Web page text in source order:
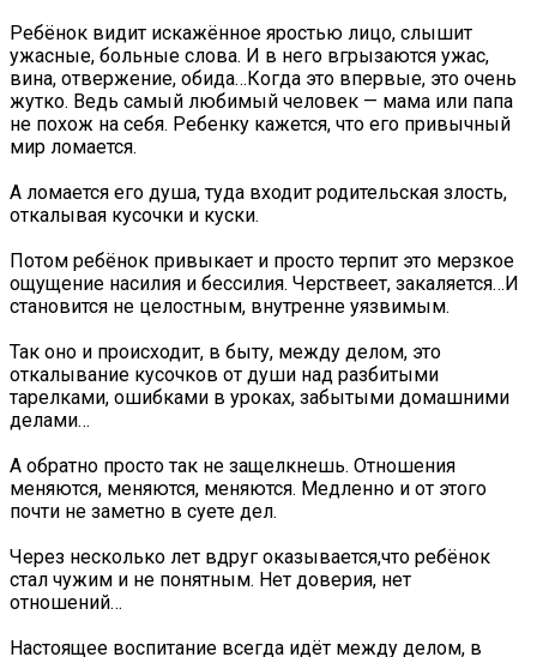
Ребёнок видит искажённое яростью лицо, слышит
ужасные, больные слова. И в него вгрызаются ужас,
вина, отвержение, обида…Когда это впервые, это очень
жутко. Ведь самый любимый человек — мама или папа
не похож на себя. Ребенку кажется, что его привычный
мир ломается.
А ломается его душа, туда входит родительская злость,
откалывая кусочки и куски.
Потом ребёнок привыкает и просто терпит это мерзкое
ощущение насилия и бессилия. Черствеет, закаляется…И
становится не целостным, внутренне уязвимым.
Так оно и происходит, в быту, между делом, это
откалывание кусочков от души над разбитыми
тарелками, ошибками в уроках, забытыми домашними
делами…
А обратно просто так не защелкнешь. Отношения
меняются, меняются, меняются. Медленно и от этого
почти не заметно в суете дел.
Через несколько лет вдруг оказывается,что ребёнок
стал чужим и не понятным. Нет доверия, нет
отношений…
Настоящее воспитание всегда идёт между делом, в